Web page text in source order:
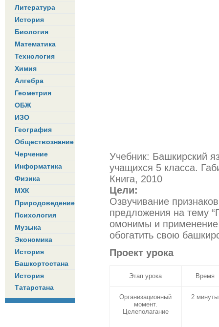
Литература
История
Биология
Математика
Технология
Химия
Алгебра
Геометрия
ОБЖ
ИЗО
География
Обществознание
Черчение
Информатика
Физика
МХК
Природоведение
Психология
Музыка
Экономика
История
Башкортостана
История
Татарстана
Учебник: Башкирский
учащихся 5 класса.
Книга, 2010
Цели:
Озвучивание
предложения на тему
омонимы и применение
обогатить свою
Проект урока
Этап урока Время
Организационный
момент.
Целеполагание
2 минуты